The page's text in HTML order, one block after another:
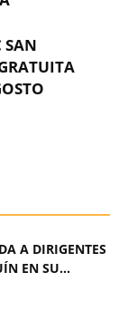
SAN
A DIRIGENTES
EN SU...